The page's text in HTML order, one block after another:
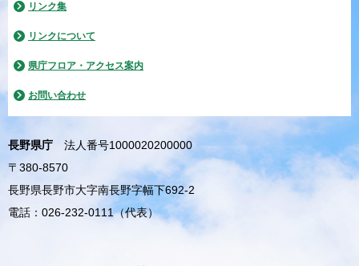
リンク集
リンクについて
県庁フロア・アクセス案内
お問い合わせ
長野県庁
法人番号1000020200000
〒380-8570
長野県長野市大字南長野字幅下692-2
電話：026-232-0111（代表）